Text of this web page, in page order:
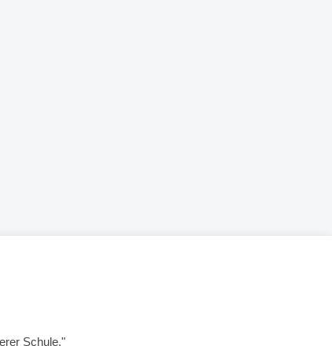
Schule."